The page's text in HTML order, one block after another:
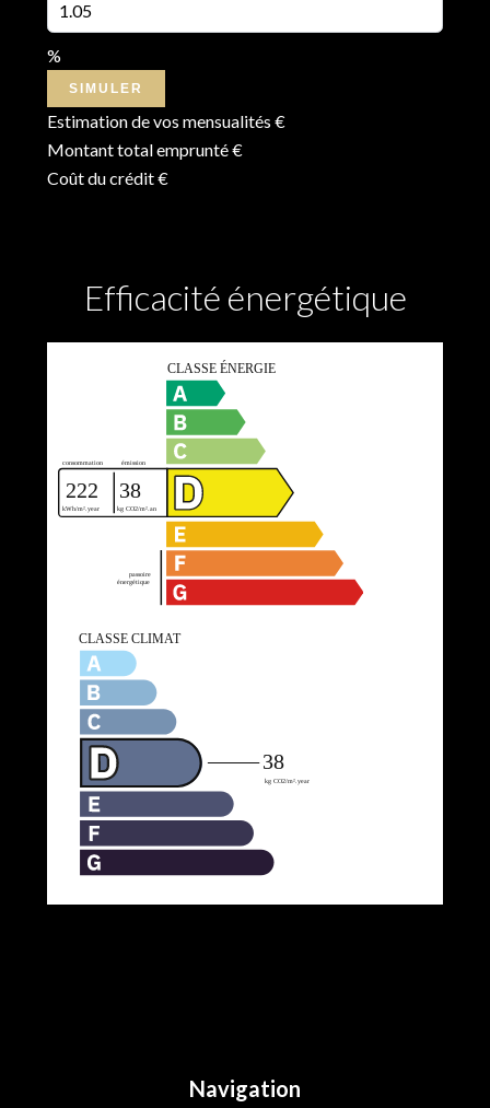
%
SIMULER
Estimation de vos mensualités €
Montant total emprunté€
Coût du crédit€
Efficacité énergétique
Navigation